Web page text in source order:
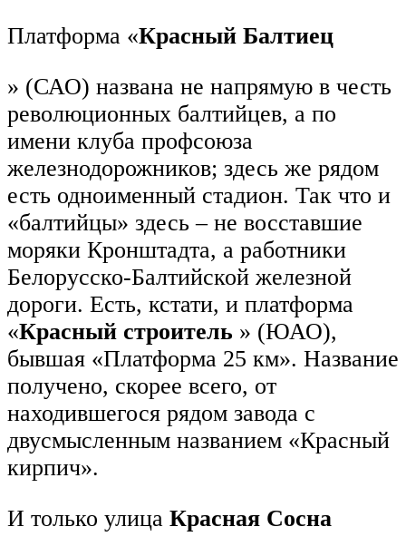
Платформа «Красный Балтиец
» (САО) названа не напрямую в честь
революционных балтийцев, а по
имени клуба профсоюза
железнодорожников; здесь же рядом
есть одноименный стадион. Так что и
«балтийцы» здесь – не восставшие
моряки Кронштадта, а работники
Белорусско-Балтийской железной
дороги. Есть, кстати, и платформа
«Красный строитель » (ЮАО),
бывшая «Платформа 25 км». Название
получено, скорее всего, от
находившегося рядом завода с
двусмысленным названием «Красный
кирпич».
И только улица Красная Сосна